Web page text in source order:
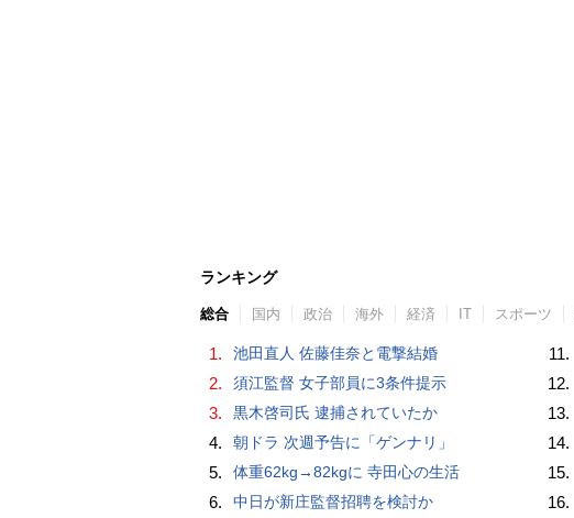
ランキング
総合 国内 政治 海外 経済 IT スポーツ
1. 池田直人 佐藤佳奈と電撃結婚
2. 須江監督 女子部員に3条件提示
3. 黒木啓司氏 逮捕されていたか
4. 朝ドラ 次週予告に「ゲンナリ」
5. 体重62kg→82kgに 寺田心の生活
6. 中日が新庄監督招聘を検討か
11.
12.
13.
14.
15.
16.